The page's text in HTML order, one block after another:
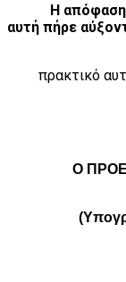
Η απόφαση
αυτή πήρε
πρακτικό
Ο